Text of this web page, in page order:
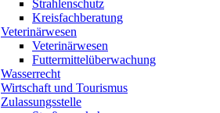
Strahlenschutz
Kreisfachberatung
Veterinärwesen
Veterinärwesen
Futtermittelüberwachung
Wasserrecht
Wirtschaft und Tourismus
Zulassungsstelle